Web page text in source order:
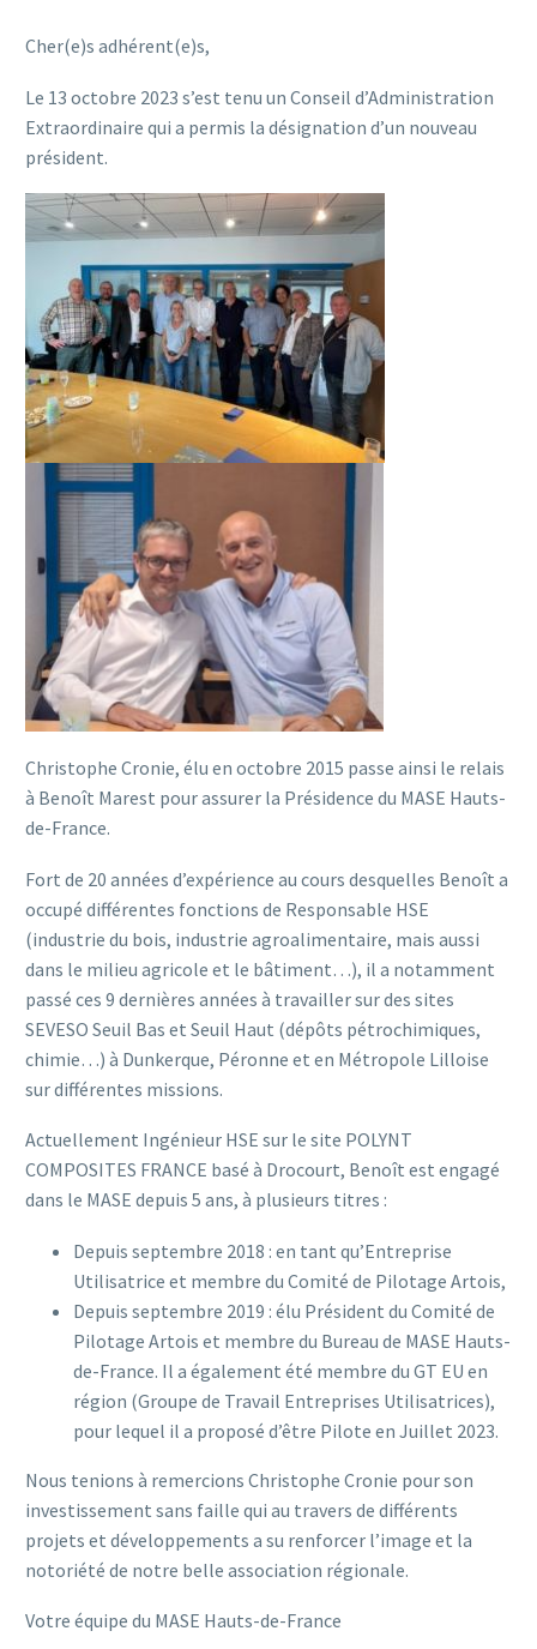
Cher(e)s adhérent(e)s,
Le 13 octobre 2023 s’est tenu un Conseil d’Administration
Extraordinaire qui a permis la désignation d’un nouveau
président.
Christophe Cronie, élu en octobre 2015 passe ainsi le relais
à Benoît Marest pour assurer la Présidence du MASE Hauts-
de-France.
Fort de 20 années d’expérience au cours desquelles Benoît a
occupé différentes fonctions de Responsable HSE
(industrie du bois, industrie agroalimentaire, mais aussi
dans le milieu agricole et le bâtiment…), il a notamment
passé ces 9 dernières années à travailler sur des sites
SEVESO Seuil Bas et Seuil Haut (dépôts pétrochimiques,
chimie…) à Dunkerque, Péronne et en Métropole Lilloise
sur différentes missions.
Actuellement Ingénieur HSE sur le site POLYNT
COMPOSITES FRANCE basé à Drocourt, Benoît est engagé
dans le MASE depuis 5 ans, à plusieurs titres :
Depuis septembre 2018 : en tant qu’Entreprise
Utilisatrice et membre du Comité de Pilotage Artois,
Depuis septembre 2019 : élu Président du Comité de
Pilotage Artois et membre du Bureau de MASE Hauts-
de-France. Il a également été membre du GT EU en
région (Groupe de Travail Entreprises Utilisatrices),
pour lequel il a proposé d’être Pilote en Juillet 2023.
Nous tenions à remercions Christophe Cronie pour son
investissement sans faille qui au travers de différents
projets et développements a su renforcer l’image et la
notoriété de notre belle association régionale.
Votre équipe du MASE Hauts-de-France